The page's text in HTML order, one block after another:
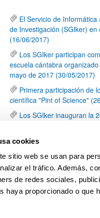
cookies
sitio web se usan para
el tráfico. Además,
de redes sociales,
haya proporcionado o que
El Servicio de
de Investigación (SGIker)
(16/06/2017)
Los SGIker participan
escuela cántabra
mayo de 2017 (30/05/2017)
Primera participación de
científica "Pint of Science"
Los SGIker inauguran la
Los SGIker asisten al III
en Barcelona (17-19 mayo
1 ...